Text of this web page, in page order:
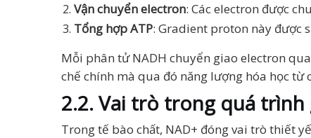
Vận chuyển electron: Các electron được
Tổng hợp ATP: Gradient proton này được
Mỗi phân tử NADH chuyển giao electron
chế chính mà qua đó năng lượng hóa học từ
2.2. Vai trò trong quá trình
Trong tế bào chất, NAD+ đóng vai trò thiết